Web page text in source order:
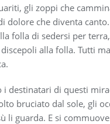
gli zoppi che
dolore che diventa
folla di sedersi per
alla folla. Tutti
i destinatari di questi
bruciato dal sole, gli
li guarda. E si